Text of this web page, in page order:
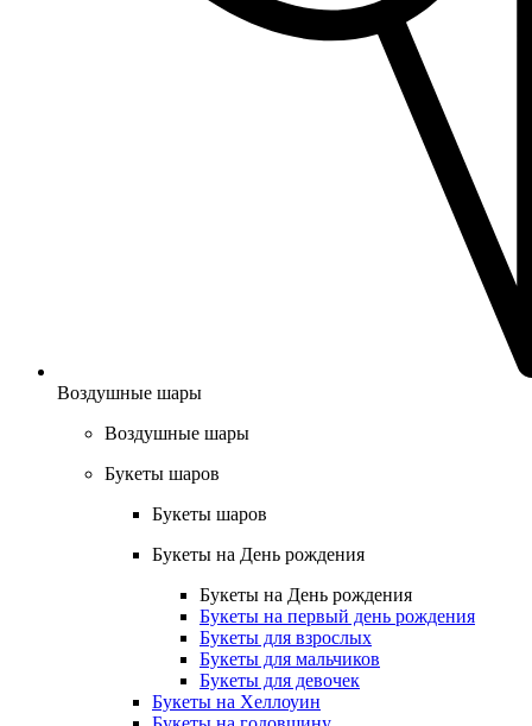
Воздушные шары
Воздушные шары
Букеты шаров
Букеты шаров
Букеты на День рождения
Букеты на День рождения
Букеты на первый день рождения
Букеты для взрослых
Букеты для мальчиков
Букеты для девочек
Букеты на Хеллоуин